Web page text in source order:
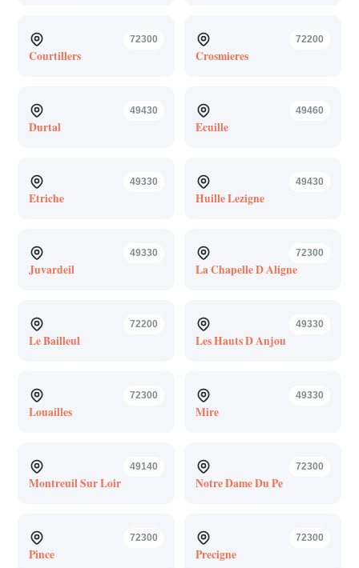
72300
Courtillers
72200
Crosmieres
49430
Durtal
49460
Ecuille
49330
Etriche
49430
Huille Lezigne
49330
Juvardeil
72300
La Chapelle D Aligne
72200
Le Bailleul
49330
Les Hauts D Anjou
72300
Louailles
49330
Mire
49140
Montreuil Sur Loir
72300
Notre Dame Du Pe
72300
Pince
72300
Precigne